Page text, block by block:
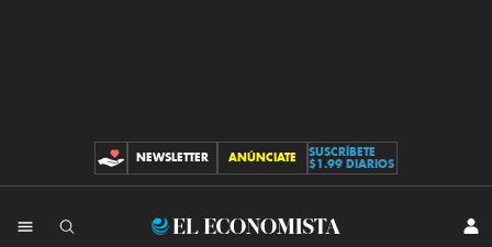
CONTRIBUCIONES
NEWSLETTER ANÚNCIATE
SUSCRÍBETE
$1.99 DIARIOS
El